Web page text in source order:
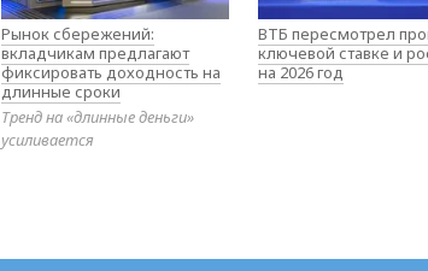
Рынок сбережений:
вкладчикам предлагают
фиксировать доходность на
длинные сроки
Тренд на «длинные деньги»
усиливается
ВТБ пересмотрел
ключевой ставке и
на 2026 год